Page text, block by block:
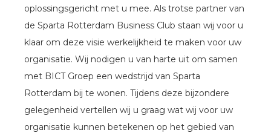
oplossingsgericht met u mee. Als trotse partner van
de Sparta Rotterdam Business Club staan wij voor u
klaar om deze visie werkelijkheid te maken voor uw
organisatie. Wij nodigen u van harte uit om samen
met BICT Groep een wedstrijd van Sparta
Rotterdam bij te wonen. Tijdens deze bijzondere
gelegenheid vertellen wij u graag wat wij voor uw
organisatie kunnen betekenen op het gebied van